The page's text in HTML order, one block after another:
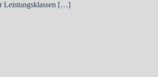
Leistungsklassen […]